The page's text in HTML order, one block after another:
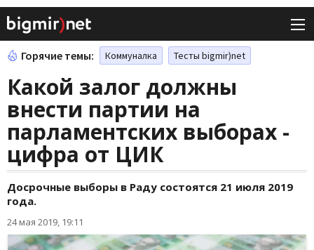
Горячие темы: Коммуналка Тесты bigmir)net
Какой залог должны
внести партии на
парламентских выборах -
цифра от ЦИК
Досрочные выборы в Раду состоятся 21 июля 2019
года.
24 мая 2019, 19:11